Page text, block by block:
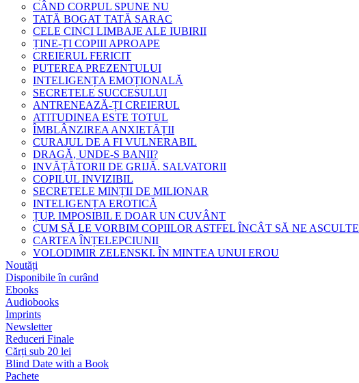
CÂND CORPUL SPUNE NU
TATĂ BOGAT TATĂ SARAC
CELE CINCI LIMBAJE ALE IUBIRII
ȚINE-ȚI COPIII APROAPE
CREIERUL FERICIT
PUTEREA PREZENTULUI
INTELIGENȚA EMOȚIONALĂ
SECRETELE SUCCESULUI
ANTRENEAZĂ-ȚI CREIERUL
ATITUDINEA ESTE TOTUL
ÎMBLÂNZIREA ANXIETĂȚII
CURAJUL DE A FI VULNERABIL
DRAGĂ, UNDE-S BANII?
INVĂȚĂTORII DE GRIJĂ. SALVATORII
COPILUL INVIZIBIL
SECRETELE MINȚII DE MILIONAR
INTELIGENȚA EROTICĂ
ȚUP. IMPOSIBIL E DOAR UN CUVÂNT
CUM SĂ LE VORBIM COPIILOR ASTFEL ÎNCÂT SĂ NE ASCULTE
CARTEA ÎNȚELEPCIUNII
VOLODIMIR ZELENSKI. ÎN MINTEA UNUI EROU
Noutăți
Disponibile în curând
Ebooks
Audiobooks
Imprints
Newsletter
Reduceri Finale
Cărți sub 20 lei
Blind Date with a Book
Pachete